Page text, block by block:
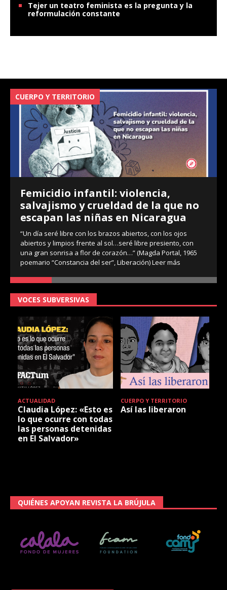
Tejer un teatro feminista es la pregunta y la
reformulación constante
CUERPO Y TERRITORIO
Femicidio infantil: violencia,
salvajismo y crueldad de la que no
escapan las niñas en Nicaragua
“Un día seré libre con los brazos abiertos, con los ojos
abiertos y limpios frente al sol…seré libre presiento, con
una gran sonrisa a flor de corazón…” (Magda Portal, 1965
poemario “Constancia del ser”, Liberación)Leer más
VOCES SUBVERSIVAS
ACTUALIDAD
Claudia López: «Esto es
lo que ocurre con todas
las personas detenidas
en El Salvador»
CUERPO Y TERRITORIO
Así las liberaron
QUIÉNES APOYAN REVISTA LA BRÚJULA